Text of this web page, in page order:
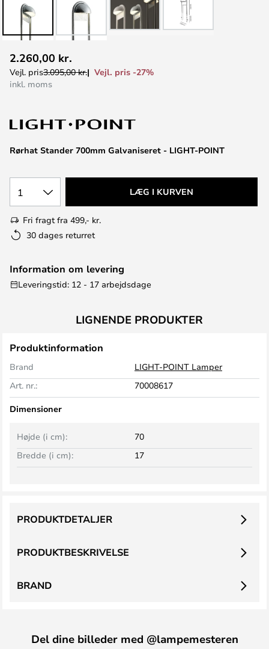
til
starten
Rørhat Stander 700mm Galvaniseret - LIGHT-POINT
2.260,00 kr.
Vejl. pris3.095,00 kr.
Vejl. pris -27%
inkl. moms
1 LÆG I KURVEN
Fri fragt fra 499,- kr.
30 dages returret
Information om levering
Leveringstid: 12 - 17 arbejdsdage
LIGNENDE PRODUKTER
Produktinformation
Brand
LIGHT-POINT Lamper
Art. nr.:
70008617
Dimensioner
Bredde (i cm): 17
Højde (i cm): 70
PRODUKTBESKRIVELSE
PRODUKTDETALJER
BRAND
Del dine billeder med @lampemesteren